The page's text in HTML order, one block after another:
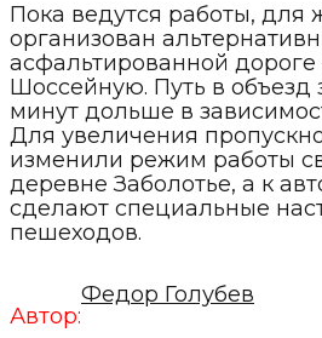
Пока ведутся работы, для
организован
асфальтированной
Шоссейную. Путь в объезд
минут дольше в
Для увеличения
изменили режим работы
деревне Заболотье, а к
сделают специальные
пешеходов.
Автор:
Федор Голубев